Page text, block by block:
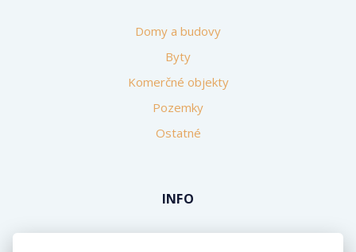
Domy a budovy
Byty
Komerčné objekty
Pozemky
Ostatné
INFO